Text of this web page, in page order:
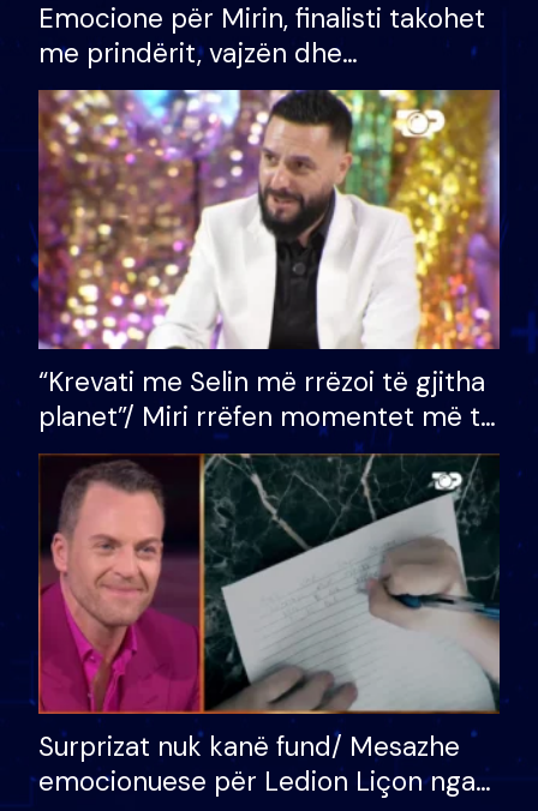
Emocione për Mirin, finalisti takohet
me prindërit, vajzën dhe
bashkëshorten: S’kemi ndonjë letër
divorci apo jo?
“Krevati me Selin më rrëzoi të gjitha
planet”/ Miri rrëfen momentet më të
bukura në shtëpinë e BB VIP: Do më
mungojë zilja e mëngjesit kur…
Surprizat nuk kanë fund/ Mesazhe
emocionuese për Ledion Liçon nga